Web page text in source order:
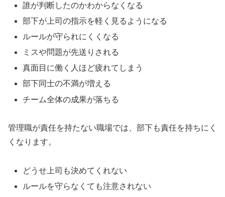
誰が判断したのかわからなくなる
部下が上司の指示を軽く見るようになる
ルールが守られにくくなる
ミスや問題が先送りされる
真面目に働く人ほど疲れてしまう
部下同士の不満が増える
チーム全体の成果が落ちる
管理職が責任を持たない職場では、部下も責任を持ちにく
くなります。
どうせ上司も決めてくれない
ルールを守らなくても注意されない